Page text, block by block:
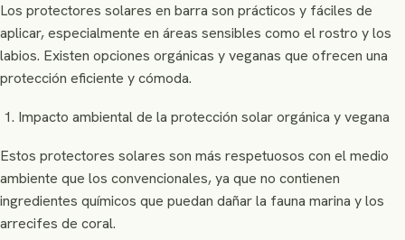
Los protectores solares en barra son prácticos y fáciles de
aplicar, especialmente en áreas sensibles como el rostro y los
labios. Existen opciones orgánicas y veganas que ofrecen una
protección eficiente y cómoda.
Impacto ambiental de la protección solar orgánica y vegana
Estos protectores solares son más respetuosos con el medio
ambiente que los convencionales, ya que no contienen
ingredientes químicos que puedan dañar la fauna marina y los
arrecifes de coral.